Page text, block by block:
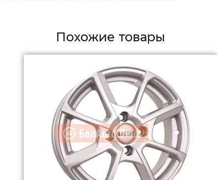
Похожие товары